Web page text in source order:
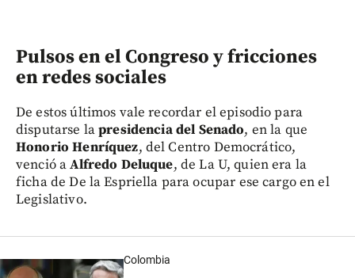
Pulsos en el Congreso y fricciones
en redes sociales
De estos últimos vale recordar el episodio para
disputarse lapresidencia del Senado, en la que
Honorio Henríquez, del Centro Democrático,
venció aAlfredo Deluque, de La U, quien era la
ficha de De la Espriella para ocupar ese cargo en el
Legislativo.
Colombia